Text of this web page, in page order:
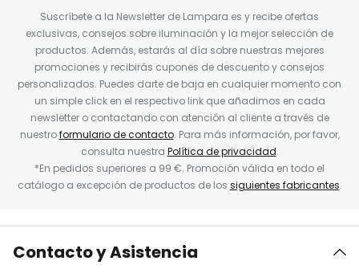
Suscríbete a la Newsletter de Lampara.es y recibe ofertas
exclusivas, consejos sobre iluminación y la mejor selección de
productos. Además, estarás al día sobre nuestras mejores
promociones y recibirás cupones de descuento y consejos
personalizados. Puedes darte de baja en cualquier momento con
un simple click en el respectivo link que añadimos en cada
newsletter o contactando con atención al cliente a través de
nuestroformulario de contacto. Para más información, por favor,
consulta nuestra Política de privacidad.
*En pedidos superiores a 99 €. Promoción válida en todo el
catálogo a excepción de productos de los siguientes fabricantes.
Contacto y Asistencia